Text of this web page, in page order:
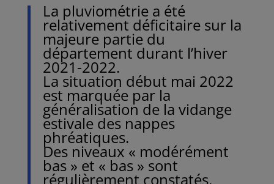
La pluviométrie a été
relativement déficitaire sur la
majeure partie du
département durant l’hiver
2021-2022.
La situation début mai 2022
est marquée par la
généralisation de la vidange
estivale des nappes
phréatiques.
Des niveaux « modérément
bas » et « bas » sont
régulièrement constatés,